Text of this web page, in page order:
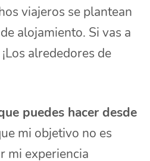
viajeros se plantean
alojamiento. Si vas a
alrededores de
puedes hacer desde
mi objetivo no es
mi experiencia